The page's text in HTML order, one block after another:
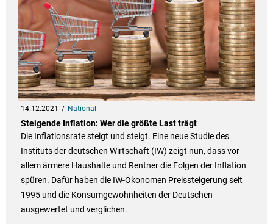
14.12.2021 National
Steigende Inflation: Wer die größte Last trägt
Die Inflationsrate steigt und steigt. Eine neue Studie des
Instituts der deutschen Wirtschaft (IW) zeigt nun, dass vor
allem ärmere Haushalte und Rentner die Folgen der Inflation
spüren. Dafür haben die IW-Ökonomen Preissteigerung seit
1995 und die Konsumgewohnheiten der Deutschen
ausgewertet und verglichen.